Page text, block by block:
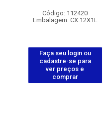
Código: 112420
Embalagem: CX.12X1L
Faça seu login ou
cadastre-se para
ver preços e
comprar